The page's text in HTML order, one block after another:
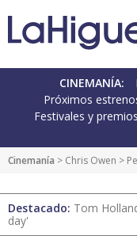
CINEMANÍA:
Próximos
Festivales y premios
Cinemanía > Chris Owen >
Destacado: Tom
day'